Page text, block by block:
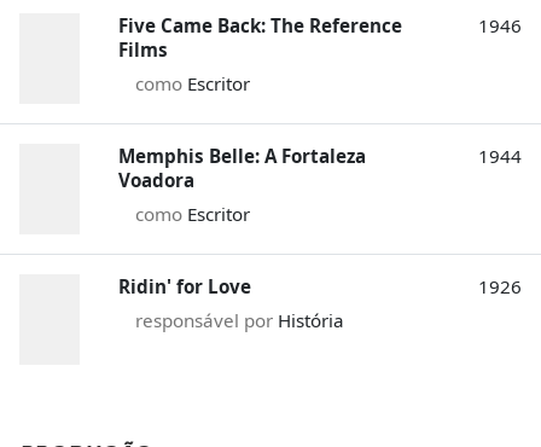
Five Came Back: The Reference
Films
como Escritor
1946
Memphis Belle: A Fortaleza
Voadora
como Escritor
1944
Ridin' for Love
responsável por História
1926